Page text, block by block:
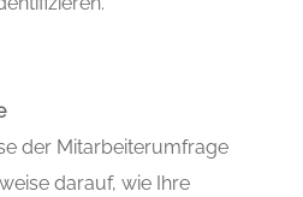
der Mitarbeiterumfrage
darauf, wie Ihre